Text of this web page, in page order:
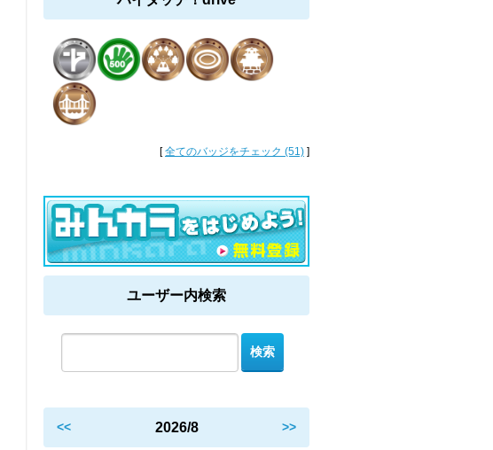
[全てのバッジをチェック (51) ]
ユーザー内検索
<< 2026/8 >>